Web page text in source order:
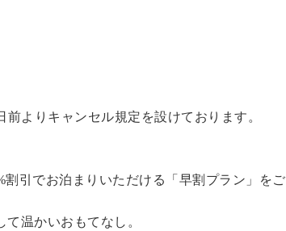
よりキャンセル規定を設けております。
割引でお泊まりいただける「早割プラン」をご
温かいおもてなし。